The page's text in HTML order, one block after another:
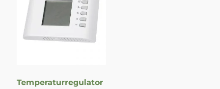
Temperaturregulator